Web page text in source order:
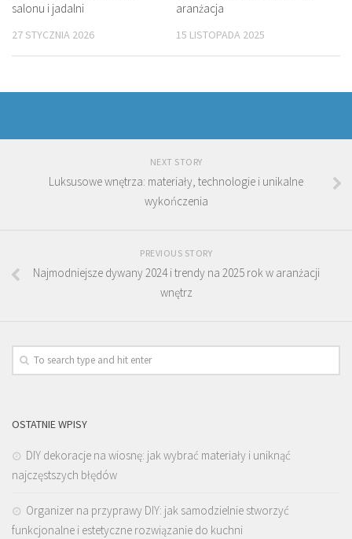
salonu i jadalni
27 STYCZNIA 2026
aranżacja
15 LISTOPADA 2025
NEXT STORY
Luksusowe wnętrza: materiały, technologie i unikalne
wykończenia
PREVIOUS STORY
Najmodniejsze dywany 2024 i trendy na 2025 rok w aranżacji
wnętrz
OSTATNIE WPISY
DIY dekoracje na wiosnę: jak wybrać materiały i uniknąć
najczęstszych błędów
Organizer na przyprawy DIY: jak samodzielnie stworzyć
funkcjonalne i estetyczne rozwiązanie do kuchni